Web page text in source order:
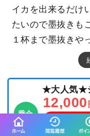
イカを出来るだけ
たいので墨抜きも
１杯まで墨抜きや
乗合
★大人気★
12,000
1,500